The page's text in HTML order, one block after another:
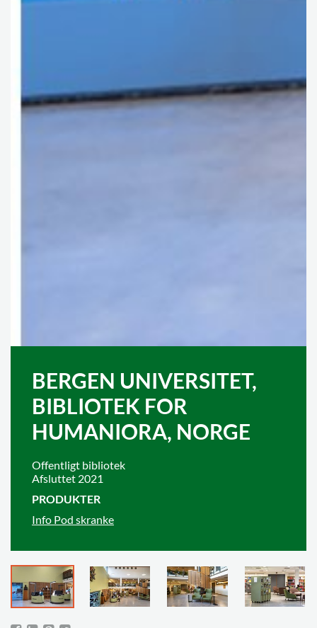
BERGEN UNIVERSITET,
BIBLIOTEK FOR
HUMANIORA, NORGE
Offentligt bibliotek
Afsluttet 2021
PRODUKTER
Info Pod skranke